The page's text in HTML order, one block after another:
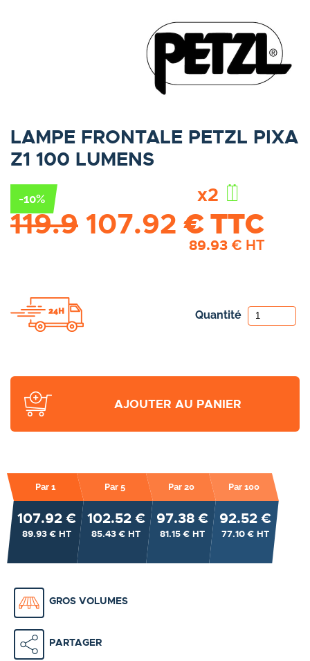
LAMPE FRONTALE PETZL PIXA
Z1 100 LUMENS
-10% x2
119.9 107.92 € TTC
89.93 € HT
Quantité
AJOUTER AU PANIER
Par 1
107.92 €
89.93 € HT
Par 5
102.52 €
85.43 € HT
Par 20
97.38 €
81.15 € HT
Par 100
92.52 €
77.10 € HT
GROS VOLUMES
PARTAGER